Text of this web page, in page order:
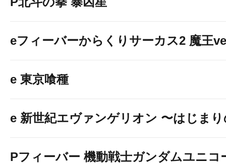
eフィーバーからくりサーカス2 魔王
e 東京喰種
e 新世紀エヴァンゲリオン 〜はじま
Pフィーバー 機動戦士ガンダムユニコ